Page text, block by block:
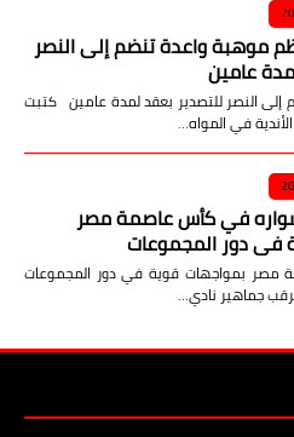
موهبة واعدة تنضم إلى النصر
عامين
النصر للتصدير بعقد لمدة عامين كتبت
في المواه…
في كأس عاصمة مصر
في دور المجموعات
مصر بمواجهات قوية في دور المجموعات
جماهير نادي…